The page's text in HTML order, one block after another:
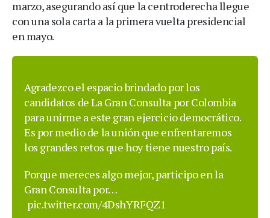
marzo, asegurando así que la centroderecha llegue
con una sola carta a la primera vuelta presidencial
en mayo.
Agradezco el espacio brindado por los
candidatos de La Gran Consulta por Colombia
para unirme a este gran ejercicio democrático.
Es por medio de la unión que enfrentaremos
los grandes retos que hoy tiene nuestro país.
Porque mereces algo mejor, participo en la
Gran Consulta por…
pic.twitter.com/4DshYRFQZ1